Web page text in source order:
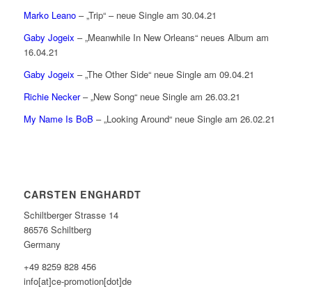
Marko Leano– „Trip“ – neue Single am 30.04.21
Gaby Jogeix – „Meanwhile In New Orleans“ neues Album am
16.04.21
Gaby Jogeix – „The Other Side“ neue Single am 09.04.21
Richie Necker– „New Song“ neue Single am 26.03.21
My Name Is BoB – „Looking Around“ neue Single am 26.02.21
CARSTEN ENGHARDT
Schiltberger Strasse 14
86576 Schiltberg
Germany
+49 8259 828 456
info[at]ce-promotion[dot]de